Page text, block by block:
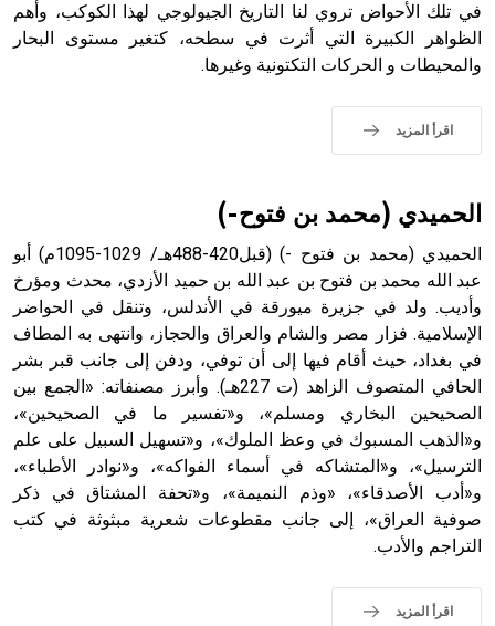
- هل تعلم أن الأبجدية الكنعانية تتألف من /22/ علامة كتابية
sign تكتب منفصلة غير متصلة، وتعتمد المبدأ الأكوروفوني،
حيث تقتصر القيمة الصوتية للعلامة الك
في تلك الأحواض تروي لنا التاريخ الجيولوجي لهذا الكوكب، وأهم
الظواهر الكبيرة التي أثرت في سطحه، كتغير مستوى البحار
والمحيطات و الحركات التكتونية وغيرها.
اقرأ المزيد
الحميدي (محمد بن فتوح-)
الحميدي (محمد بن فتوح -) (قبل420-488هـ/ 1029-1095م) أبو
عبد الله محمد بن فتوح بن عبد الله بن حميد الأزدي، محدث ومؤرخ
وأديب. ولد في جزيرة ميورقة في الأندلس، وتنقل في الحواضر
الإسلامية. فزار مصر والشام والعراق والحجاز، وانتهى به المطاف
في بغداد، حيث أقام فيها إلى أن توفي، ودفن إلى جانب قبر بشر
الحافي المتصوف الزاهد (ت 227هـ). وأبرز مصنفاته: «الجمع بين
الصحيحين البخاري ومسلم»، و«تفسير ما في الصحيحين»،
و«الذهب المسبوك في وعظ الملوك»، و«تسهيل السبيل على علم
الترسيل»، و«المتشاكه في أسماء الفواكه»، و«نوادر الأطباء»،
و«أدب الأصدقاء»، «وذم النميمة»، و«تحفة المشتاق في ذكر
صوفية العراق»، إلى جانب مقطوعات شعرية مبثوثة في كتب
التراجم والأدب.
اقرأ المزيد